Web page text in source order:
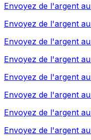
Envoyez de l'argent au
Envoyez de l'argent au
Envoyez de l'argent au
Envoyez de l'argent au
Envoyez de l'argent au
Envoyez de l'argent au
Envoyez de l'argent au
Envoyez de l'argent au